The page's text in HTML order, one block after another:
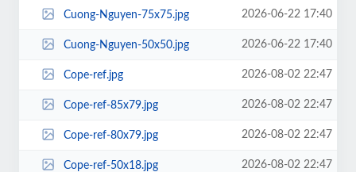
Cuong-Nguyen-75x75.jpg 2026-06-22 17:40
Cuong-Nguyen-50x50.jpg 2026-06-22 17:40
Cope-ref.jpg 2026-08-02 22:47
Cope-ref-85x79.jpg 2026-08-02 22:47
Cope-ref-80x79.jpg 2026-08-02 22:47
Cope-ref-50x18.jpg 2026-08-02 22:47